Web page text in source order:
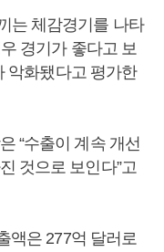
는 체감경기를 나타
경기가 좋다고 보
악화됐다고 평가한
“수출이 계속 개선
것으로 보인다”고
액은 277억 달러로